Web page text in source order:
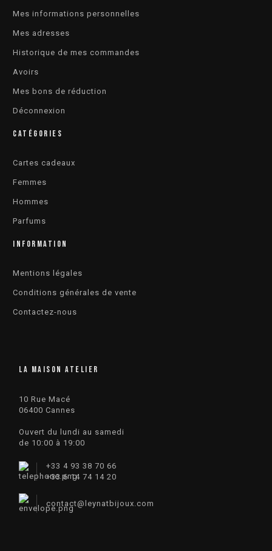
Mes informations personnelles
Mes adresses
Historique de mes commandes
Avoirs
Mes bons de réduction
Déconnexion
CATÉGORIES
Cartes cadeaux
Femmes
Hommes
Parfums
INFORMATION
Mentions légales
Conditions générales de vente
Contactez-nous
LA MAISON ATELIER
10 Rue Macé
06400 Cannes
Ouvert du lundi au samedi
de 10:00 à 19:00
+33 4 93 38 70 66
+33 6 14 74 14 20​
contact@ leynatbijoux.com